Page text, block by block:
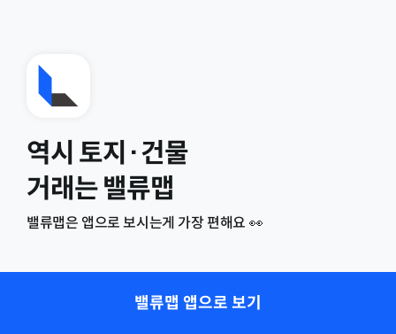
역시 토지·건물
거래는 밸류맵
밸류맵은 앱으로 보시는게 가장 편해요 👀
밸류맵 앱으로 보기